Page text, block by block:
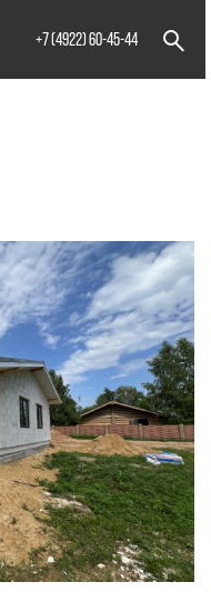
info@XXX.ru
+7 (4922) 60-45-44